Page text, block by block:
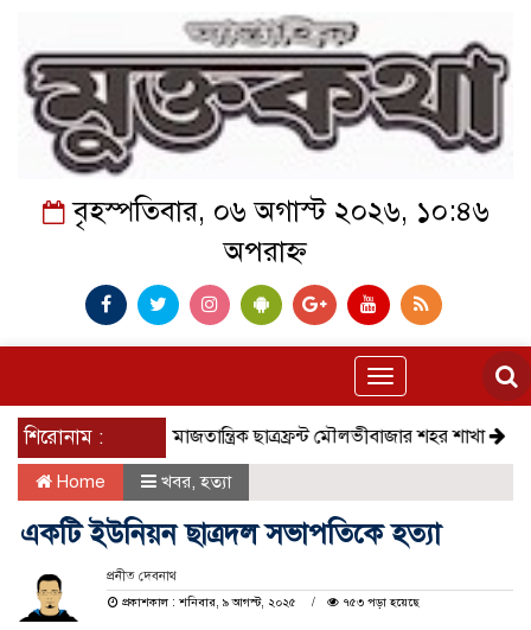
বৃহস্পতিবার, ০৬ অগাস্ট ২০২৬, ১০:৪৬
অপরাহ্ন
Toggle
navigation
শিরোনাম : সমাজতান্ত্রিক ছাত্রফ্রন্ট মৌলভীবাজার শহর শাখা কেমন
Home খবর,হত্যা
একটি ইউনিয়ন ছাত্রদল সভাপতিকে হত্যা
প্রনীত দেবনাথ
প্রকাশকাল : শনিবার, ৯ আগস্ট, ২০২৫
৭৫৩ পড়া হয়েছে